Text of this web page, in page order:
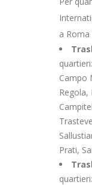
a
Campo
Regola,
Prati,